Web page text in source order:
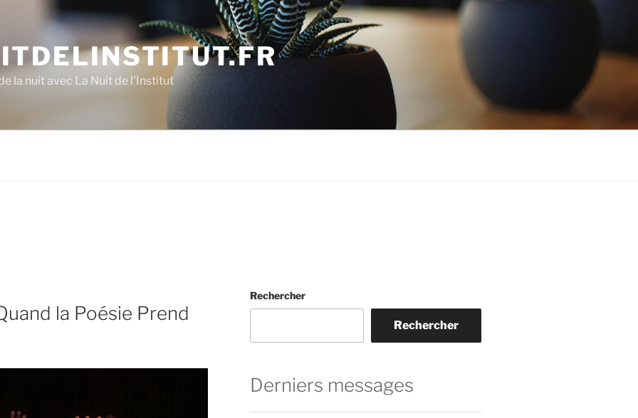
la nuit avec La Nuit de l'Institut
la Poésie Prend
Rechercher
Rechercher
Derniers messages